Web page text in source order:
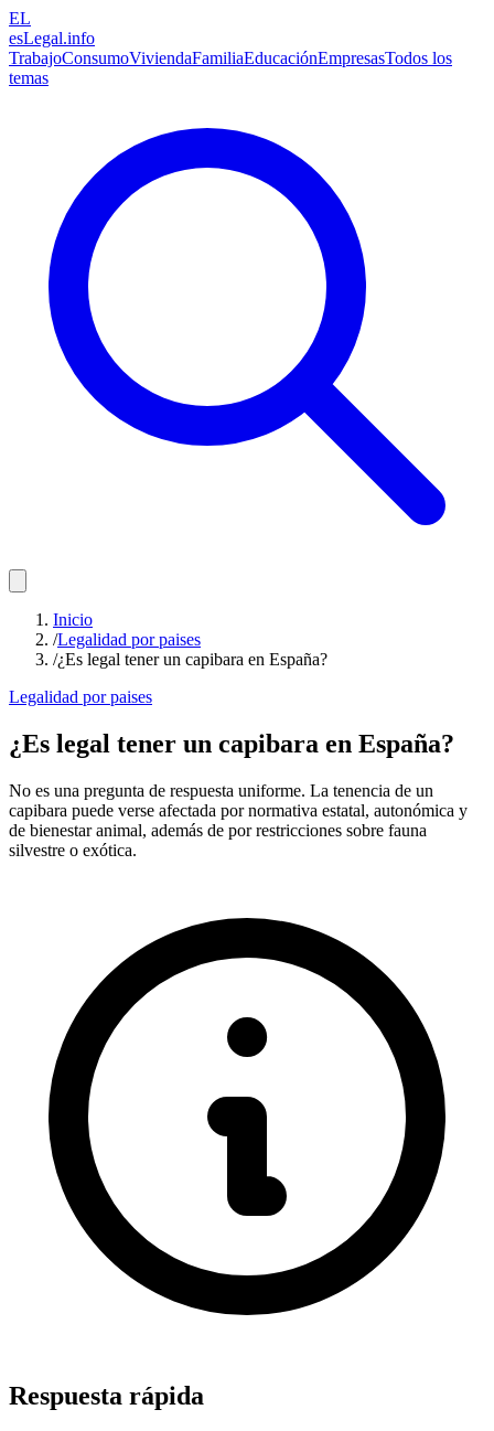
EL
esLegal.info
TrabajoConsumoViviendaFamiliaEducaciónEmpresasTodos los
temas
Inicio
/Legalidad por paises
/¿Es legal tener un capibara en España?
Legalidad por paises
¿Es legal tener un capibara en España?
No es una pregunta de respuesta uniforme. La tenencia de un
capibara puede verse afectada por normativa estatal, autonómica y
de bienestar animal, además de por restricciones sobre fauna
silvestre o exótica.
Respuesta rápida